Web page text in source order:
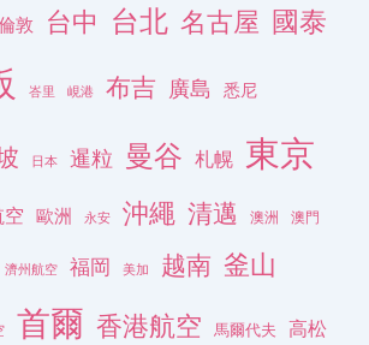
敦 台中 台北 名古屋 國泰
峇里 峴港 布吉 廣島 悉尼
日本 暹粒 曼谷 札幌 東京
空 歐洲 永安 沖繩 清邁 澳洲 澳門
濟州航空 福岡 美加 越南 釜山
首爾 香港航空 馬爾代夫 高松